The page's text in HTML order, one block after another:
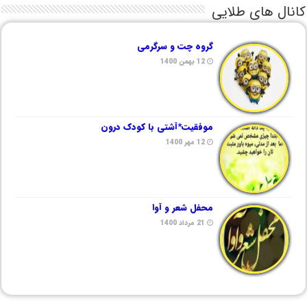
کانال های طلایی
گروه چت و سرگرمی
12 بهمن 1400
موفقیت*آشتی با کودک درون
12 مهر 1400
محفل شعر و آوا
21 مرداد 1400